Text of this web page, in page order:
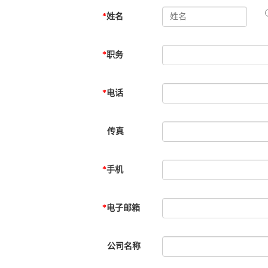
*姓名
*职务
*电话
传真
*手机
*电子邮箱
公司名称